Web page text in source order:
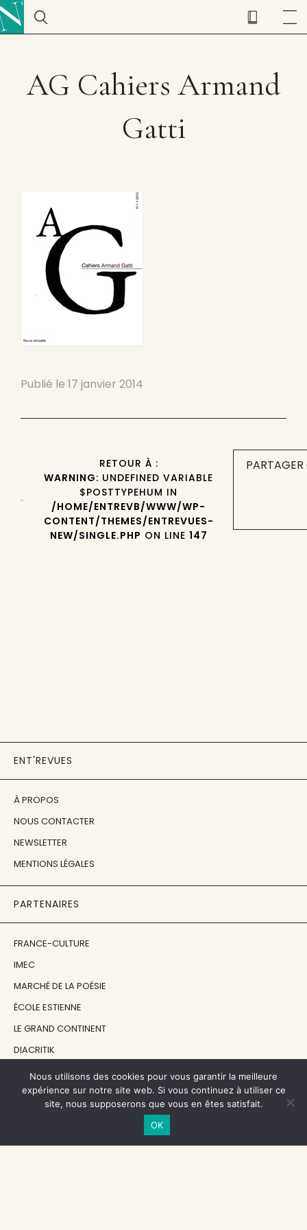
AG Cahiers Armand
Gatti
Publié le 17 janvier 2014
RETOUR À :
WARNING: UNDEFINED VARIABLE
$POSTTYPEHUM IN
/HOME/ENTREVB/WWW/WP-
CONTENT/THEMES/ENTREVUES-
NEW/SINGLE.PHP ON LINE 147
ENT'REVUES
À PROPOS
NOUS CONTACTER
NEWSLETTER
MENTIONS LÉGALES
PARTENAIRES
FRANCE-CULTURE
IMEC
MARCHÉ DE LA POÉSIE
ÉCOLE ESTIENNE
LE GRAND CONTINENT
DIACRITIK
EN ATTENDANT NADEAU
NOS SOUTIENS
Nous utilisons des cookies pour vous garantir la meilleure
expérience sur notre site web. Si vous continuez à utiliser ce
site, nous supposerons que vous en êtes satisfait.
OK